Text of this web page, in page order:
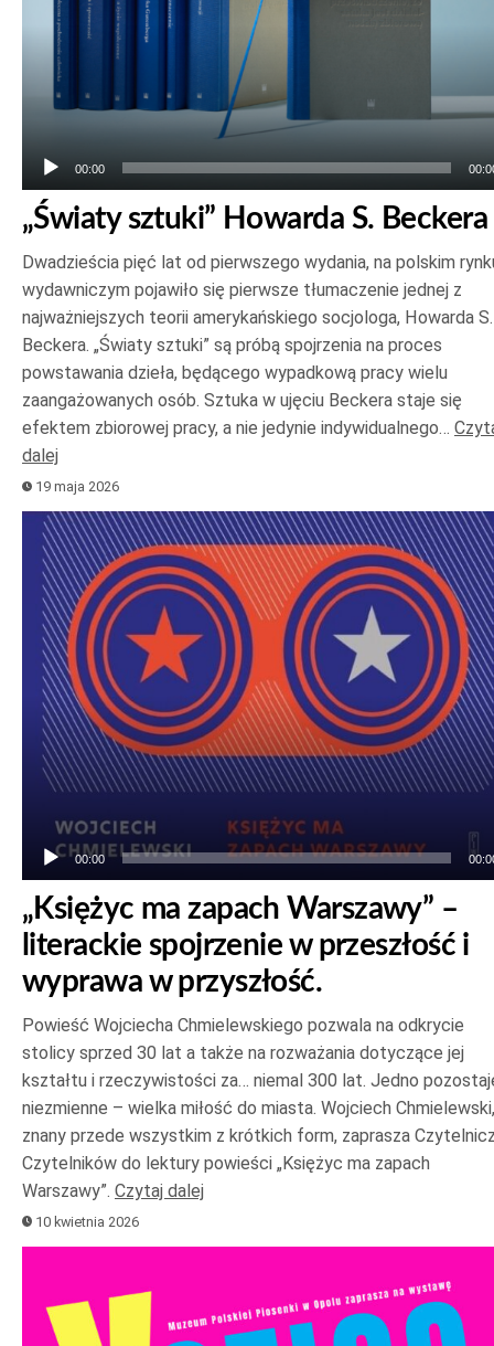
00:00
„Światy sztuki” Howarda S. Beckera
Dwadzieścia pięć lat od pierwszego wydania, na polskim
wydawniczym pojawiło się pierwsze tłumaczenie jednej z
najważniejszych teorii amerykańskiego socjologa, Howarda S.
Beckera. „Światy sztuki” są próbą spojrzenia na proces
powstawania dzieła, będącego wypadkową pracy wielu
zaangażowanych osób. Sztuka w ujęciu Beckera staje się
efektem zbiorowej pracy, a nie jedynie indywidualnego…
dalej
19 maja 2026
Odtwarzacz
plików
dźwiękowych
00:00
„Księżyc ma zapach Warszawy” –
literackie spojrzenie w przeszłość i
wyprawa w przyszłość.
Powieść Wojciecha Chmielewskiego pozwala na odkrycie
stolicy sprzed 30 lat a także na rozważania dotyczące jej
kształtu i rzeczywistości za… niemal 300 lat. Jedno
niezmienne – wielka miłość do miasta. Wojciech Chmielewski,
znany przede wszystkim z krótkich form, zaprasza
Czytelników do lektury powieści „Księżyc ma zapach
Warszawy”. Czytaj dalej
10 kwietnia 2026
dźwiękowych